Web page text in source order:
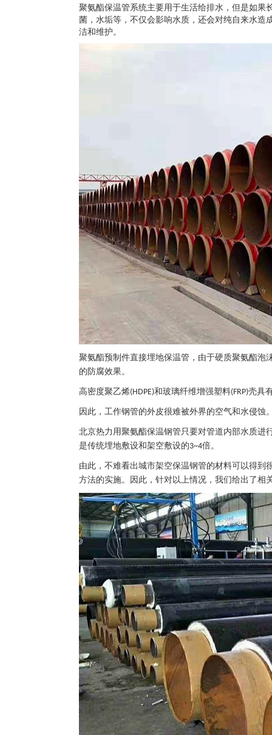
聚氨酯保温管系统主要用于生活给排水，但是如
菌，水垢等，不仅会影响水质，还会对纯自来水
洁和维护。
聚氨酯预制件直接埋地保温管，由于硬质聚氨酯泡
的防腐效果。
高密度聚乙烯(HDPE)和玻璃纤维增强塑料(FRP)壳具
因此，工作钢管的外皮很难被外界的空气和水侵蚀
北京热力用聚氨酯保温钢管只要对管道内部水质进
是传统埋地敷设和架空敷设的3~4倍。
由此，不难看出城市架空保温钢管的材料可以得
方法的实施。因此，针对以上情况，我们给出了相